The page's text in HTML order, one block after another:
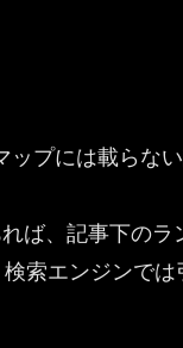
プには載らない
ば、記事下の
索エンジンで